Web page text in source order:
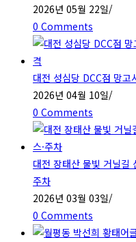
2026년 05월 22일/
0 Comments
대전 성심당 DCC점 망고
2026년 04월 10일/
0 Comments
대전 장태산 물빛 거닐길
주차
2026년 03월 03일/
0 Comments